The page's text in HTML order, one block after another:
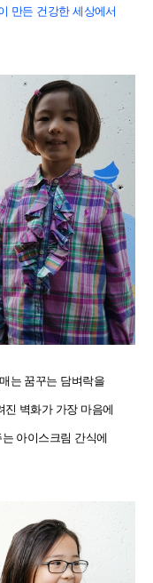
만든 건강한 세상에서
는 꿈꾸는 담벼락을
진 벽화가 가장 마음에
아이스크림 간식에